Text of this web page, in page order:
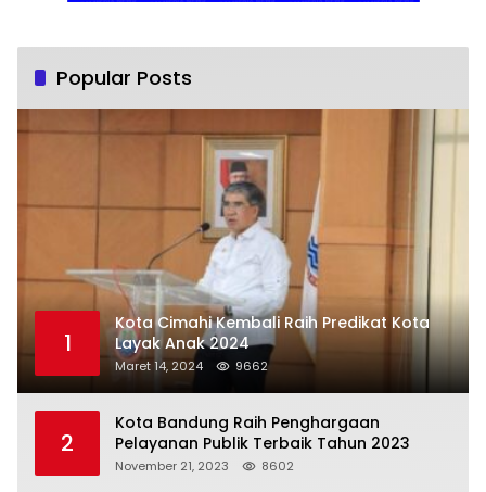
Popular Posts
1
Kota Cimahi Kembali Raih Predikat Kota
Layak Anak 2024
Maret 14, 2024 9662
2
Kota Bandung Raih Penghargaan
Pelayanan Publik Terbaik Tahun 2023
November 21, 2023 8602